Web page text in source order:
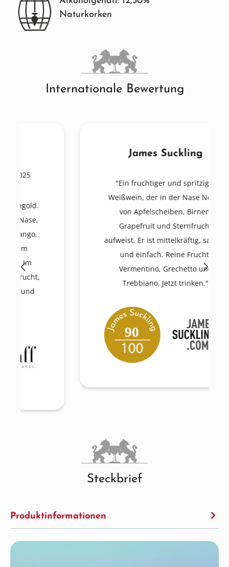
Naturkorken
Internationale Bewertung
James Suckling
"Ein fruchtiger und spritziger
Weißwein, der in der Nase Noten
von Apfelscheiben, Birnen,
Grapefruit und Sternfrucht
aufweist. Er ist mittelkräftig, sauber
und einfach. Reine Frucht.
Vermentino, Grechetto und
Trebbiano. Jetzt trinken."
Steckbrief
Produktinformationen